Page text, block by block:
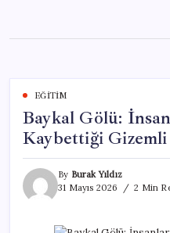
content
EĞITIM
Baykal Gölü:
Kaybettiği
By Burak Yıldız
31 Mayıs 2026
2 Min